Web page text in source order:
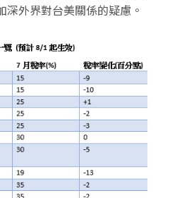
外界對台美關係的疑慮。